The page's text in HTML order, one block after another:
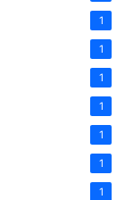
1
1
1
1
1
1
1